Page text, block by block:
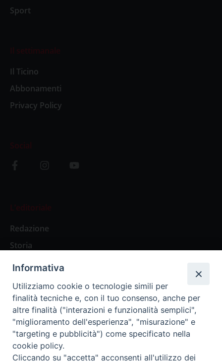
Sport
Il settimanale
Il Ticino
Abbonamenti
Privacy Policy
Social
L’editoriale
Redazione
Storia
Abbonamenti
Abbonamento Annuale Digitale
Abbonamento Annuale Cartaceo
Abbonamento Singola Copia Digitale
Informativa
Utilizziamo cookie o tecnologie simili per
finalità tecniche e, con il tuo consenso, anche per
altre finalità ("interazioni e funzionalità semplici",
"miglioramento dell'esperienza", "misurazione" e
"targeting e pubblicità") come specificato nella
cookie policy.
Cliccando su "accetta" acconsenti all'utilizzo dei